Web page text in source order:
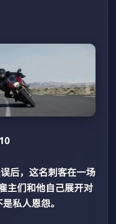
后，这名刺客在一场
主们和他自己展开对
私人恩怨。